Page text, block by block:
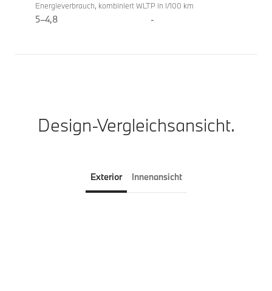
Energieverbrauch, kombiniert WLTP in l/100 km
5–4,8 -
Design-Vergleichsansicht.
Exterior Innenansicht